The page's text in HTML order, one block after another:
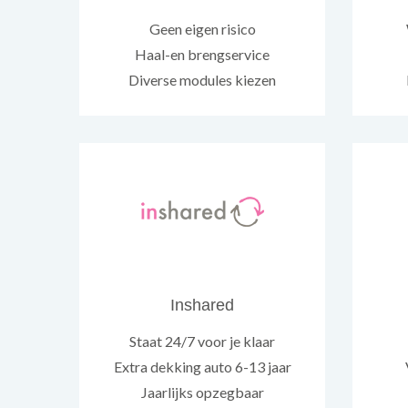
Geen eigen risico
Haal-en brengservice
Diverse modules kiezen
Inshared
Staat 24/7 voor je klaar
Extra dekking auto 6-13 jaar
Jaarlijks opzegbaar